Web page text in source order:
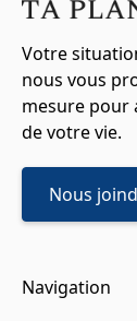
Votre
nous vous
mesure pour
de votre vie.
Nous
Navigation